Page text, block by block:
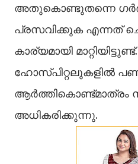
അതുകൊണ്ടുതന്നെ
പ്രസവിക്കുക എന്നത്
കാര്യമായി
ഹോസ്പിറ്റലുകളിൽ
ആർത്തികൊണ്ട്മാത്രം
അധികരിക്കുന്നു.